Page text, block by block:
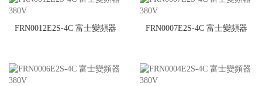
FRN0012E2S-4C 富士變頻器 FRN0007E2S-4C 富士變頻器